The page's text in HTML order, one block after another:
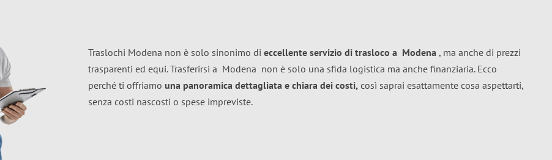
Traslochi Modena non è solo sinonimo di eccellente servizio di trasloco a Modena , ma anche di prezzi
trasparenti ed equi. Trasferirsi a Modena non è solo una sfida logistica ma anche finanziaria. Ecco
perché ti offriamo una panoramica dettagliata e chiara dei costi, così saprai esattamente cosa aspettarti,
senza costi nascosti o spese impreviste.